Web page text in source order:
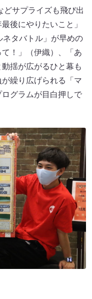
どサプライズも飛び出
後にやりたいこと」
ネタバトル」が早めの
！」（伊織）、「あ
揺が広がるひと幕も
繰り広げられる「マ
グラムが目白押しで